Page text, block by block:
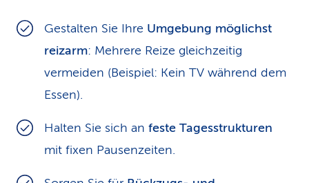
Gestalten Sie Ihre Umgebung möglichst
reizarm: Mehrere Reize gleichzeitig
vermeiden (Beispiel: Kein TV während dem
Essen).
Halten Sie sich an feste Tagesstrukturen
mit fixen Pausenzeiten.